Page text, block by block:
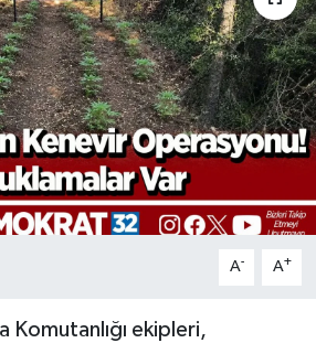
A- A+
Komutanlığı ekipleri,